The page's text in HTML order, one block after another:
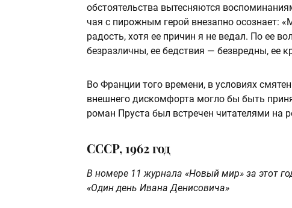
обстоятельства вытесняются
чая с пирожным герой внезапно осознает:
радость, хотя ее причин я не ведал. По ее
безразличны, ее бедствия — безвредны, ее
Во Франции того времени, в условиях
внешнего дискомфорта могло бы быть
роман Пруста был встречен читателями на
СССР, 1962 год
В номере 11 журнала «Новый мир» за этот
«Один день Ивана Денисовича»